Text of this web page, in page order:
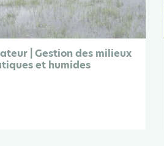
| Gestion des milieux
et humides